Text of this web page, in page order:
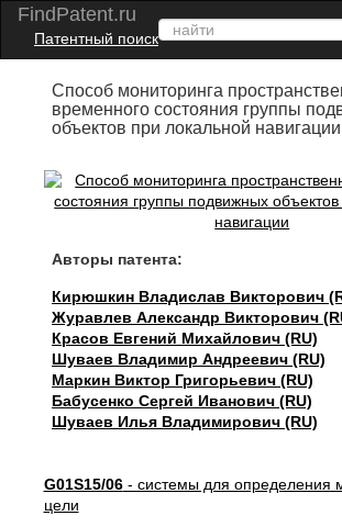
FindPatent.ru
Патентный поиск
Способ мониторинга
временного состояния группы
объектов при локальной навигации
Авторы патента:
Кирюшкин Владислав Викторович
Журавлев Александр Викторович
Красов Евгений Михайлович (RU)
Шуваев Владимир Андреевич (RU)
Маркин Виктор Григорьевич (RU)
Бабусенко Сергей Иванович (RU)
Шуваев Илья Владимирович (RU)
G01S15/06- системы для определения
цели